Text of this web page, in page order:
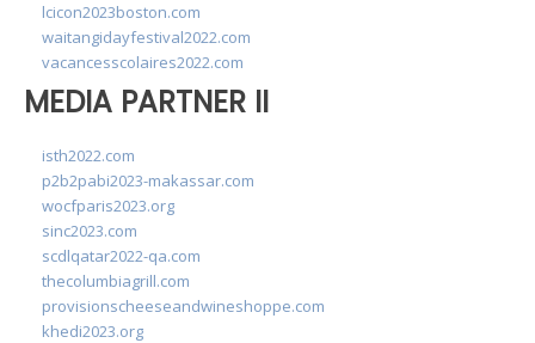
lcicon2023boston.com
waitangidayfestival2022.com
vacancesscolaires2022.com
MEDIA PARTNER II
isth2022.com
p2b2pabi2023-makassar.com
wocfparis2023.org
sinc2023.com
scdlqatar2022-qa.com
thecolumbiagrill.com
provisionscheeseandwineshoppe.com
khedi2023.org